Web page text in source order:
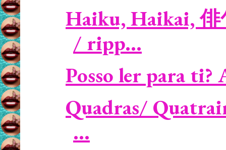
Haiku, Haikai, 俳
/ ripp...
Posso ler para
Quadras/
...